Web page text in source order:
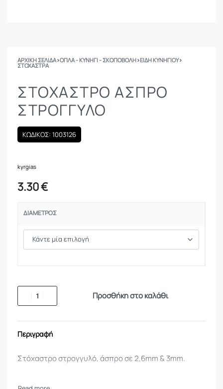
ΑΡΧΙΚΉ ΣΕΛΊΔΑ›ΟΠΛΑ - ΚΥΝΗΓΙ - ΣΚΟΠΟΒΟΛΗ›ΕΙΔΗ ΚΥΝΗΓΙΟΥ›
ΣΤΌΧΑΣΤΡΑ
ΣΤΟΧΑΣΤΡΟ ΑΣΠΡΟ
ΣΤΡΟΓΓΥΛΟ
ΚΩΔΙΚΟΣ: 1003126
kyrgias
3.30€
ΔΙΆΜΕΤΡΟΣ
Προσθήκη στο καλάθι
Περιγραφή
Στόχαστρο στρογγυλό, άσπρο σε 2,6mm & 3mm.